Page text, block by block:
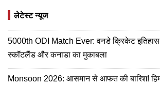
लेटेस्ट न्यूज
5000th ODI Match Ever: वनडे क्रिकेट इतिहास
स्कॉटलैंड और कनाडा का मुकाबला
Monsoon 2026: आसमान से आफत की बारिश!